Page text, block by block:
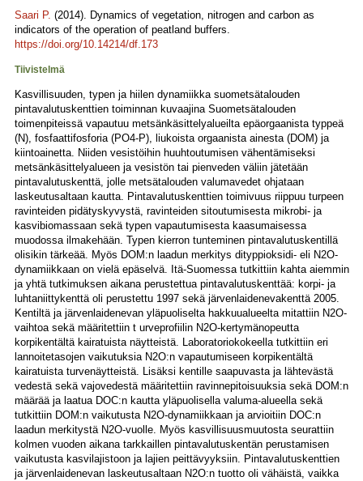
Saari P. (2014). Dynamics of vegetation, nitrogen and carbon as
indicators of the operation of peatland buffers.
https://doi.org/10.14214/df.173
Tiivistelmä
Kasvillisuuden, typen ja hiilen dynamiikka suometsätalouden
pintavalutuskenttien toiminnan kuvaajina Suometsätalouden
toimenpiteissä vapautuu metsänkäsittelyalueilta epäorgaanista typpeä
(N), fosfaattifosforia (PO4-P), liukoista orgaanista ainesta (DOM) ja
kiintoainetta. Niiden vesistöihin huuhtoutumisen vähentämiseksi
metsänkäsittelyalueen ja vesistön tai pienveden väliin jätetään
pintavalutuskenttä, jolle metsätalouden valumavedet ohjataan
laskeutusaltaan kautta. Pintavalutuskenttien toimivuus riippuu turpeen
ravinteiden pidätyskyvystä, ravinteiden sitoutumisesta mikrobi- ja
kasvibiomassaan sekä typen vapautumisesta kaasumaisessa
muodossa ilmakehään. Typen kierron tunteminen pintavalutuskentillä
olisikin tärkeää. Myös DOM:n laadun merkitys dityppioksidi- eli N2O-
dynamiikkaan on vielä epäselvä. Itä-Suomessa tutkittiin kahta aiemmin
ja yhtä tutkimuksen aikana perustettua pintavalutuskenttää: korpi- ja
luhtaniittykenttä oli perustettu 1997 sekä järvenlaidenevakenttä 2005.
Kentiltä ja järvenlaidenevan yläpuoliselta hakkuualueelta mitattiin N2O-
vaihtoa sekä määritettiin t urveprofiilin N2O-kertymänopeutta
korpikentältä kairatuista näytteistä. Laboratoriokokeella tutkittiin eri
lannoitetasojen vaikutuksia N2O:n vapautumiseen korpikentältä
kairatuista turvenäytteistä. Lisäksi kentille saapuvasta ja lähtevästä
vedestä sekä vajovedestä määritettiin ravinnepitoisuuksia sekä DOM:n
määrää ja laatua DOC:n kautta yläpuolisella valuma-alueella sekä
tutkittiin DOM:n vaikutusta N2O-dynamiikkaan ja arvioitiin DOC:n
laadun merkitystä N2O-vuolle. Myös kasvillisuusmuutosta seurattiin
kolmen vuoden aikana tarkkaillen pintavalutuskentän perustamisen
vaikutusta kasvilajistoon ja lajien peittävyyksiin. Pintavalutuskenttien
ja järvenlaidenevan laskeutusaltaan N2O:n tuotto oli vähäistä, vaikka